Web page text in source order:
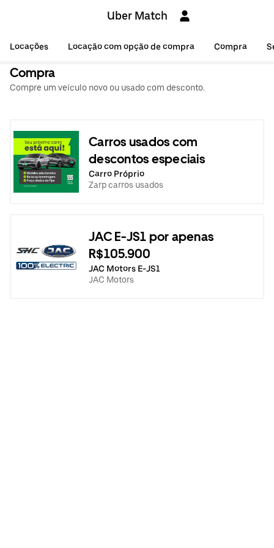
Uber Match
Locações Locação com opção de compra Compra
Compra
Compre um veículo novo ou usado com desconto.
Carros usados com
descontos especiais
Carro Próprio
Zarp carros usados
JAC E-JS1 por apenas
R$105.900
JAC Motors E-JS1
JAC Motors